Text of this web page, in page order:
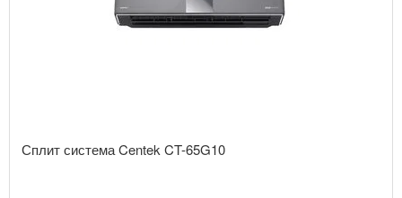
Сплит система Centek CT-65G10